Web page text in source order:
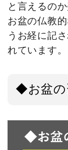
と言えるの
お盆の仏教
うお経に記
れています。
◆お盆の